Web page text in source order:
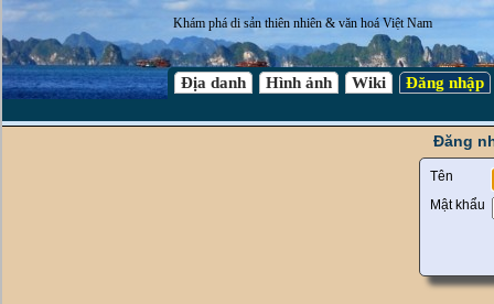
Khám phá di sản thiên nhiên & văn hoá Việt Nam
Địa danh Hình ảnh Wiki Đăng nhập
Đăng
Tên
Mật khẩu